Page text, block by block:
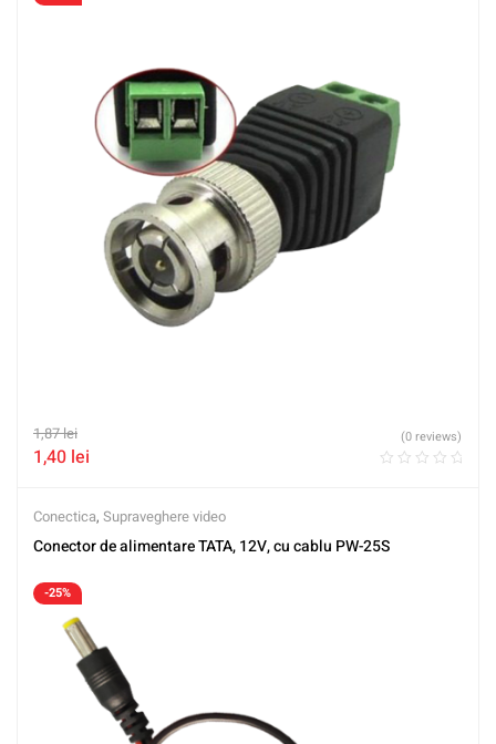
1,87lei
1,40 lei
(0 reviews)
Conectica, Supraveghere video
Conector de alimentare TATA, 12V, cu cablu PW-25S
-25%